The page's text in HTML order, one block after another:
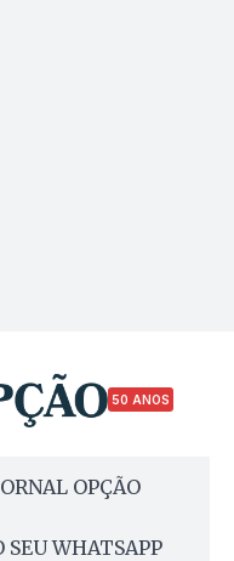
50 ANOS
OPÇÃO
SEU WHATSAPP